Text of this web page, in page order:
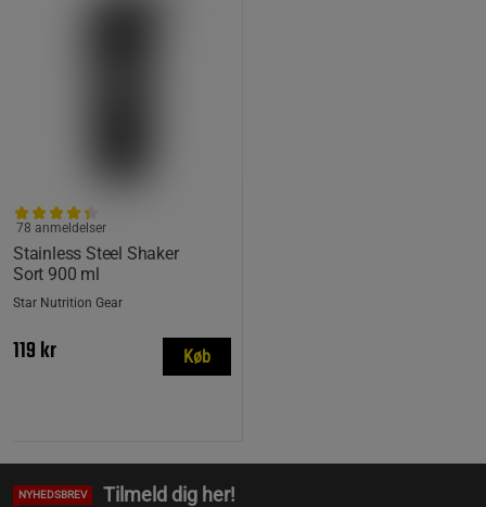
Stainless Steel Shaker
Sort 900 ml
78 anmeldelser
Star Nutrition Gear
119 kr Køb
NYHEDSBREV Tilmeld dig her!